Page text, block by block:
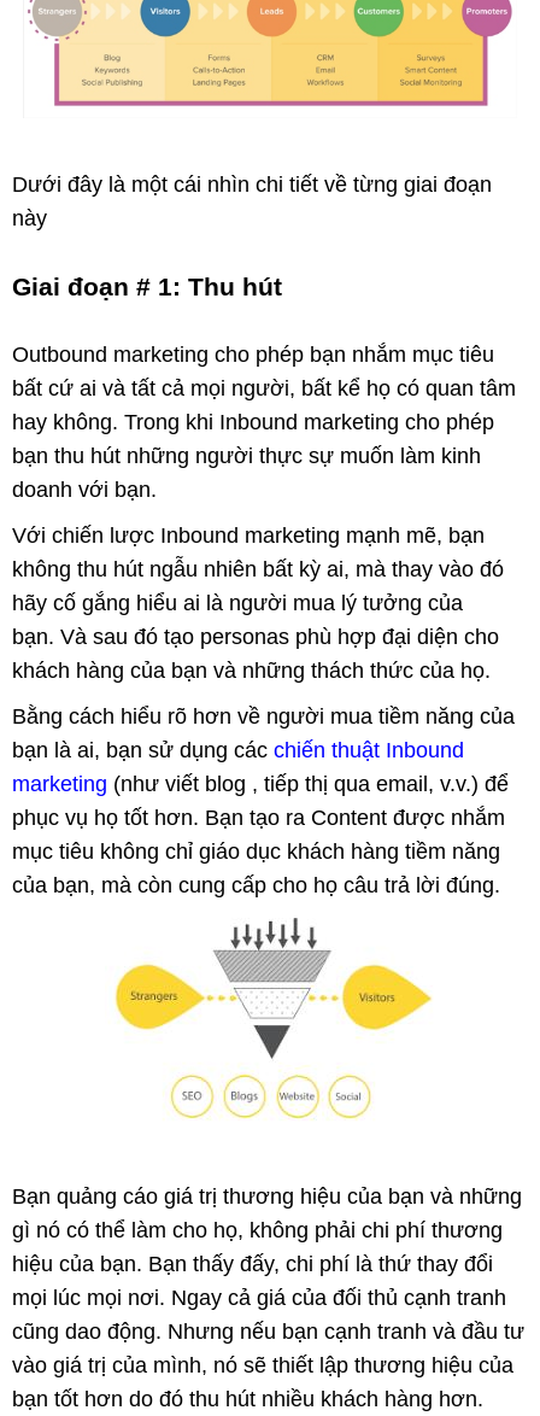
Dưới đây là một cái nhìn chi tiết về từng giai đoạn
này
Giai đoạn # 1: Thu hút
Outbound marketing cho phép bạn nhắm mục tiêu
bất cứ ai và tất cả mọi người, bất kể họ có quan tâm
hay không. Trong khi Inbound marketing cho phép
bạn thu hút những người thực sự muốn làm kinh
doanh với bạn.
Với chiến lược Inbound marketing mạnh mẽ, bạn
không thu hút ngẫu nhiên bất kỳ ai, mà thay vào đó
hãy cố gắng hiểu ai là người mua lý tưởng của
bạn. Và sau đó tạo personas phù hợp đại diện cho
khách hàng của bạn và những thách thức của họ.
Bằng cách hiểu rõ hơn về người mua tiềm năng của
bạn là ai, bạn sử dụng các chiến thuật Inbound
marketing (như viết blog , tiếp thị qua email, v.v.) để
phục vụ họ tốt hơn. Bạn tạo ra Content được nhắm
mục tiêu không chỉ giáo dục khách hàng tiềm năng
của bạn, mà còn cung cấp cho họ câu trả lời đúng.
Bạn quảng cáo giá trị thương hiệu của bạn và những
gì nó có thể làm cho họ, không phải chi phí thương
hiệu của bạn. Bạn thấy đấy, chi phí là thứ thay đổi
mọi lúc mọi nơi. Ngay cả giá của đối thủ cạnh tranh
cũng dao động. Nhưng nếu bạn cạnh tranh và đầu tư
vào giá trị của mình, nó sẽ thiết lập thương hiệu của
bạn tốt hơn do đó thu hút nhiều khách hàng hơn.